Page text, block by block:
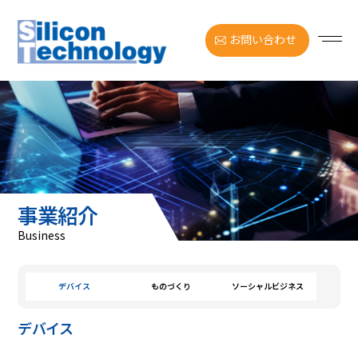
お問い合わせ
事業紹介
Business
デバイス ものづくり ソーシャルビジネス
デバイス